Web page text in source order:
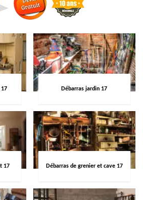
17 Débarras jardin 17
17 Débarras de grenier et cave 17